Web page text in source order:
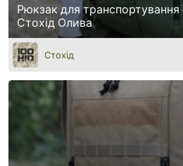
Рюкзак для транспортування
Стохід Олива
Стохід